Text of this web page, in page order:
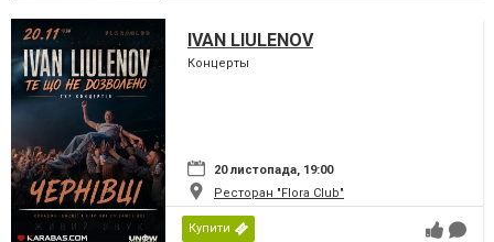
IVAN LIULENOV
Концерты
20 листопада, 19:00
Ресторан "Flora Club"
Купити